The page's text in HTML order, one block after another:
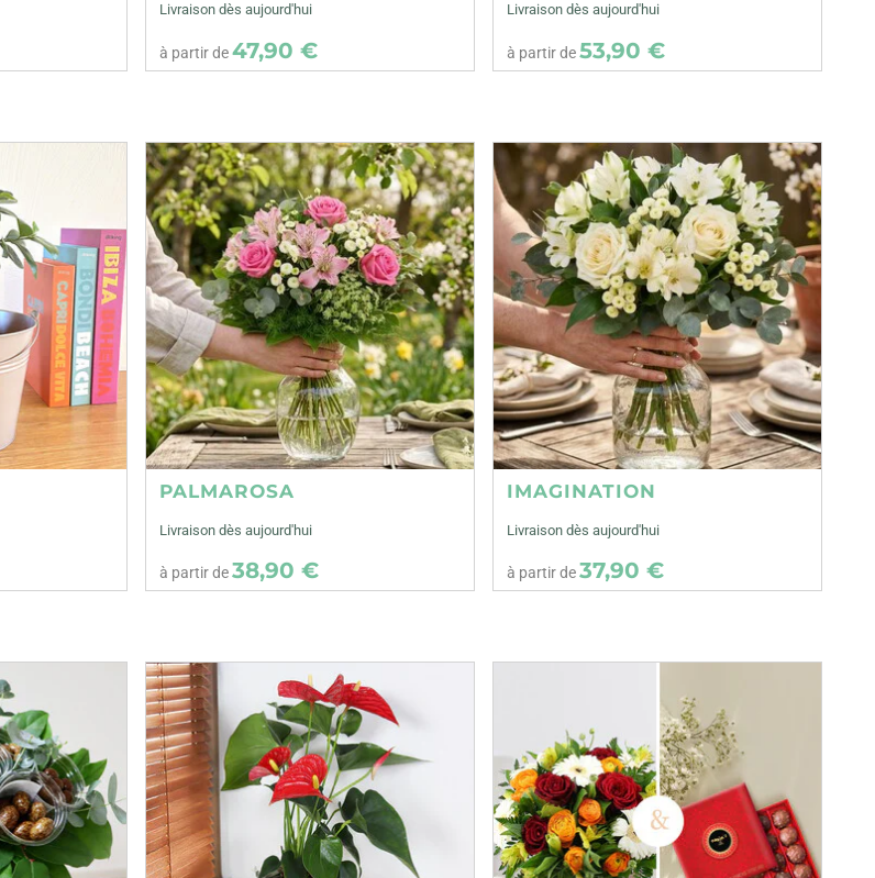
Livraison dès aujourd'hui
à partir de47,90 €
Livraison dès aujourd'hui
à partir de53,90 €
PALMAROSA
Livraison dès aujourd'hui
à partir de38,90 €
IMAGINATION
Livraison dès aujourd'hui
à partir de37,90 €